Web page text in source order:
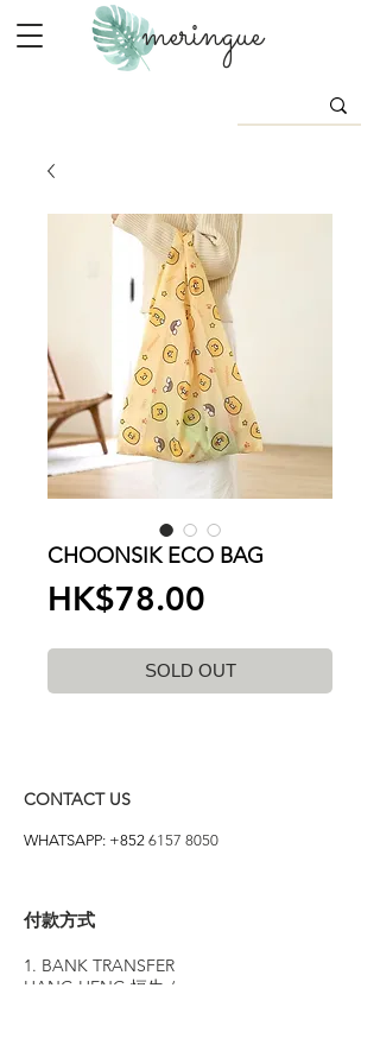
meringue
CHOONSIK ECO BAG
HK$78.00
格
SOLD OUT
CONTACT US
WHATSAPP: +852 6157 8050
付款方式
1. BANK TRANSFER
HANG HENG 恒生 /